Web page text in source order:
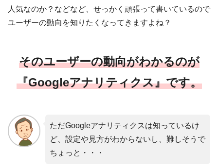
人気なのか？などなど、せっかく頑張って書いているので
ユーザーの動向を知りたくなってきますよね？
そのユーザーの動向がわかるのが
『Googleアナリティクス』です。
ただGoogleアナリティクスは知っているけ
ど、設定や見方がわからないし、難しそうで
ちょっと・・・